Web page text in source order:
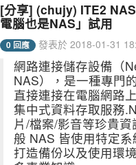
[分享] (chujy) ITE2
電腦也是NAS」試用
0 回應 發表於 2018-01-31
網路連接儲存設備（
NAS），是一種專門
直接連接在電腦網路
集中式資料存取服務
片/檔案/影音等珍貴
般 NAS 皆使用特定
打造備份以及使用環